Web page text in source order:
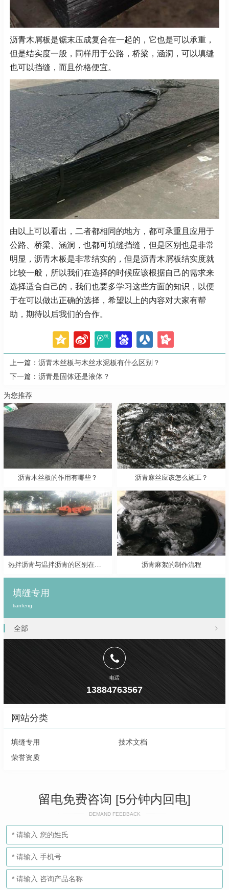
沥青木屑板是锯末压成复合在一起的，它也是可以承重，
但是结实度一般，同样用于公路，桥梁，涵洞，可以填缝
也可以挡缝，而且价格便宜。
由以上可以看出，二者都相同的地方，都可承重且应用于
公路、桥梁、涵洞，也都可填缝挡缝，但是区别也是非常
明显，沥青木板是非常结实的，但是沥青木屑板结实度就
比较一般，所以我们在选择的时候应该根据自己的需求来
选择适合自己的，我们也要多学习这些方面的知识，以便
于在可以做出正确的选择，希望以上的内容对大家有帮
助，期待以后我们的合作。
上一篇： 沥青木丝板与木丝水泥板有什么区别？
下一篇： 沥青是固体还是液体？
为您推荐
沥青木丝板的作用有哪些？ 沥青麻丝应该怎么施工？
沥青麻絮的制作流程
填缝专用
tianfeng
全部
电话
13884763567
网站分类
填缝专用
技术文档
荣誉资质
留电免费咨询 [5分钟内回电]
DEMAND FEEDBACK